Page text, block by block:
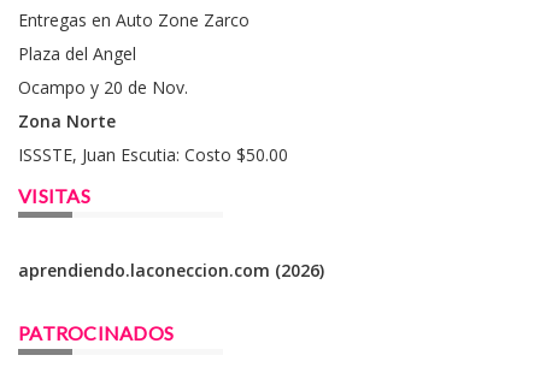
Entregas en Auto Zone Zarco
Plaza del Angel
Ocampo y 20 de Nov.
Zona Norte
ISSSTE, Juan Escutia: Costo $50.00
VISITAS
aprendiendo.laconeccion.com (2026)
PATROCINADOS